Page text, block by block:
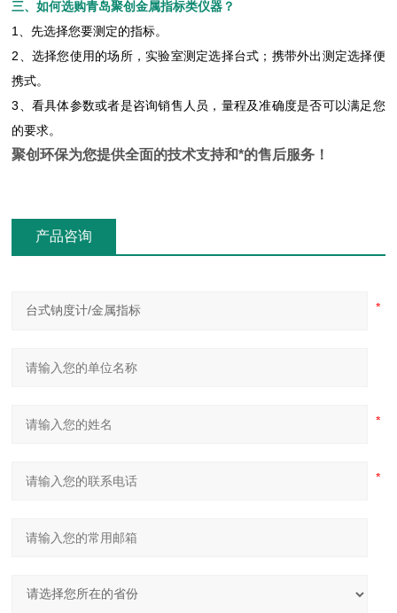
三、如何选购青岛聚创金属指标类仪器？
1、先选择您要测定的指标。
2、选择您使用的场所，实验室测定选择台式；携带外出测定选择便
携式。
3、看具体参数或者是咨询销售人员，量程及准确度是否可以满足您
的要求。
聚创环保为您提供全面的技术支持和*的售后服务！
产品咨询